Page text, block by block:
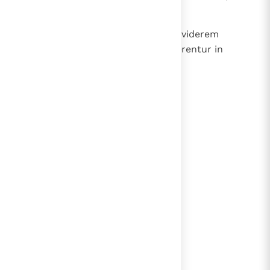
Quare de vulva egressus sum, ut viderem
laborem et dolorem, et consumerentur in